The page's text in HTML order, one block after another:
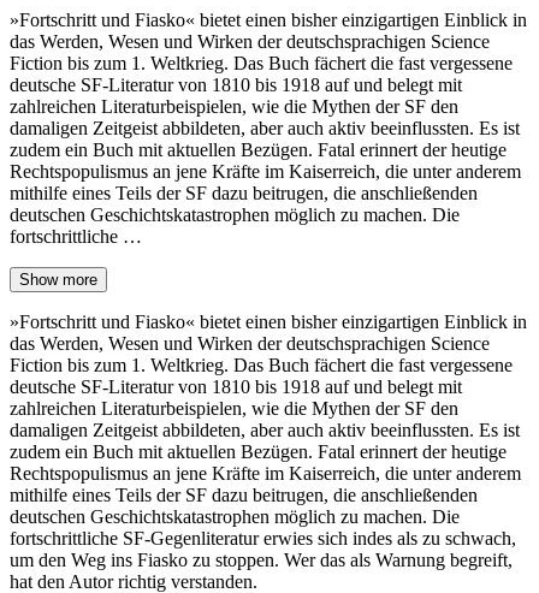
»Fortschritt und Fiasko« bietet einen bisher einzigartigen Einblick in
das Werden, Wesen und Wirken der deutschsprachigen Science
Fiction bis zum 1. Weltkrieg. Das Buch fächert die fast vergessene
deutsche SF-Literatur von 1810 bis 1918 auf und belegt mit
zahlreichen Literaturbeispielen, wie die Mythen der SF den
damaligen Zeitgeist abbildeten, aber auch aktiv beeinflussten. Es ist
zudem ein Buch mit aktuellen Bezügen. Fatal erinnert der heutige
Rechtspopulismus an jene Kräfte im Kaiserreich, die unter anderem
mithilfe eines Teils der SF dazu beitrugen, die anschließenden
deutschen Geschichtskatastrophen möglich zu machen. Die
fortschrittliche …
Show more
»Fortschritt und Fiasko« bietet einen bisher einzigartigen Einblick in
das Werden, Wesen und Wirken der deutschsprachigen Science
Fiction bis zum 1. Weltkrieg. Das Buch fächert die fast vergessene
deutsche SF-Literatur von 1810 bis 1918 auf und belegt mit
zahlreichen Literaturbeispielen, wie die Mythen der SF den
damaligen Zeitgeist abbildeten, aber auch aktiv beeinflussten. Es ist
zudem ein Buch mit aktuellen Bezügen. Fatal erinnert der heutige
Rechtspopulismus an jene Kräfte im Kaiserreich, die unter anderem
mithilfe eines Teils der SF dazu beitrugen, die anschließenden
deutschen Geschichtskatastrophen möglich zu machen. Die
fortschrittliche SF-Gegenliteratur erwies sich indes als zu schwach,
um den Weg ins Fiasko zu stoppen. Wer das als Warnung begreift,
hat den Autor richtig verstanden.